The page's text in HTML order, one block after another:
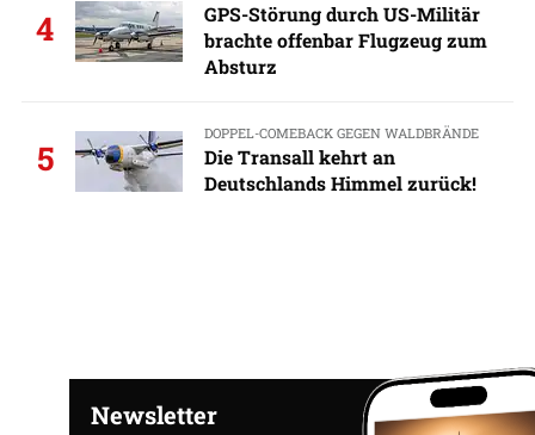
4
GPS-Störung durch US-Militär
brachte offenbar Flugzeug zum
Absturz
5
DOPPEL-COMEBACK GEGEN WALDBRÄNDE
Die Transall kehrt an
Deutschlands Himmel zurück!
Newsletter